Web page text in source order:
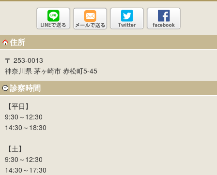
住所
〒 253-0013
神奈川県 茅ヶ崎市 赤松町5-45
診察時間
【平日】
9:30～12:30
14:30～18:30
【土】
9:30～12:30
14:30～17:30